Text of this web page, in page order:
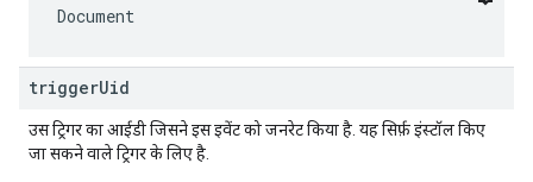
Document
triggerUid
उस ट्रिगर का आईडी जिसने इस इवेंट को जनरेट किया है. यह सिर्फ़ इंस्टॉल किए
जा सकने वाले ट्रिगर के लिए है.